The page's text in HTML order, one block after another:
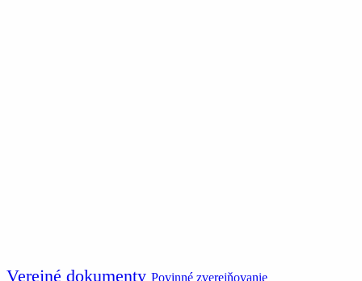
Verejné dokumenty Povinné zverejňovanie